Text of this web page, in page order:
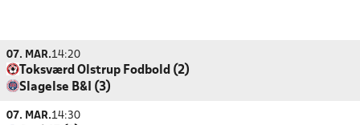
07. MAR.14:20
Toksværd Olstrup Fodbold (2)
Slagelse B&I (3)
07. MAR.14:30